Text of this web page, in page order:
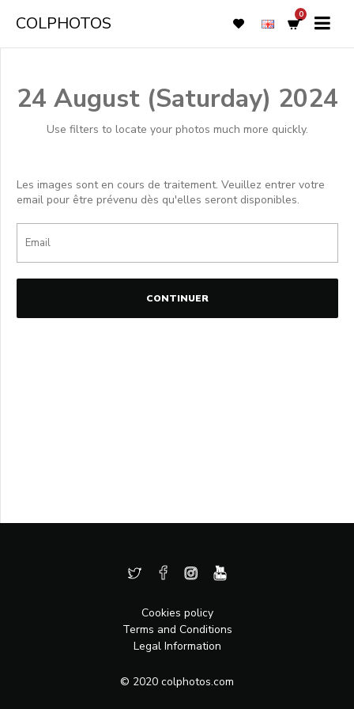
COLPHOTOS 0
24 August (Saturday) 2024
Use filters to locate your photos much more quickly.
Les images sont en cours de traitement. Veuillez entrer votre
email pour être prévenu dès qu'elles seront disponibles.
CONTINUER
Cookies policy
Terms and Conditions
Legal Information
© 2020 colphotos.com